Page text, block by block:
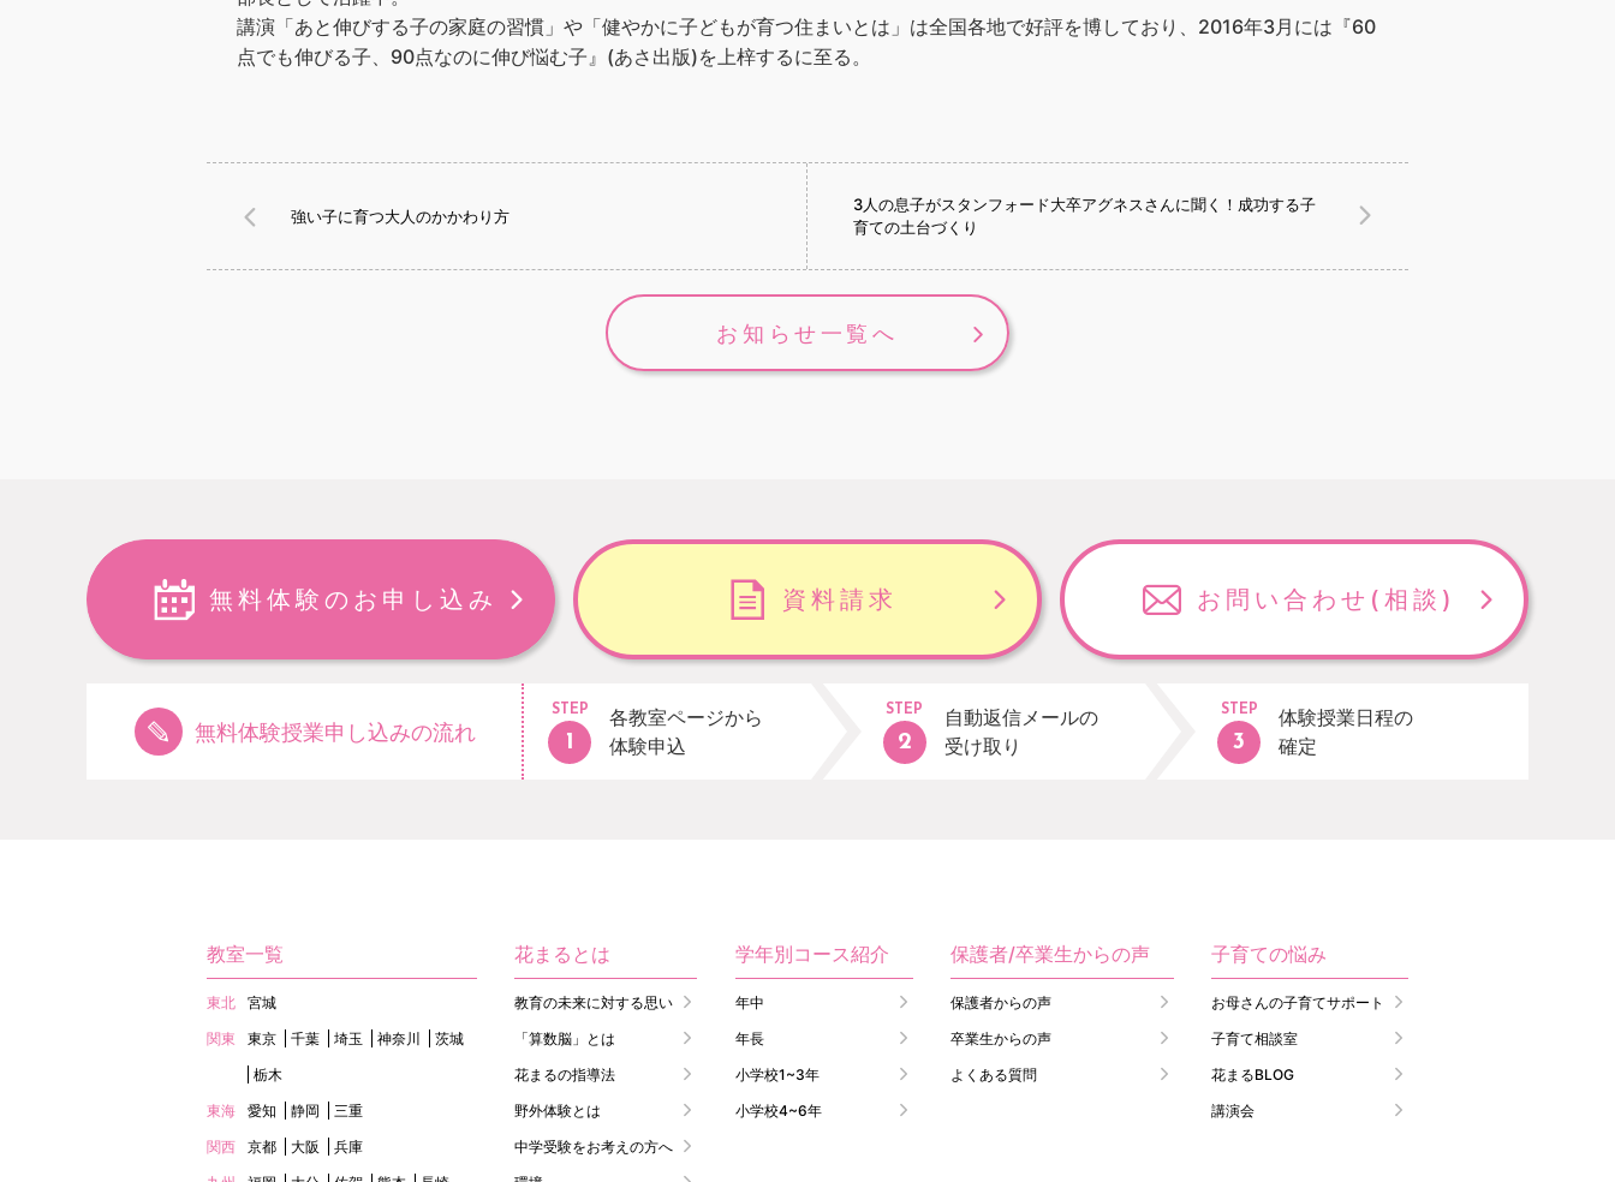
講演「あと伸びする子の家庭の習慣」や「健やかに子どもが育つ住まいとは」は全国各地で好評を博しており、2016年3月には『60
点でも伸びる子、90点なのに伸び悩む子』(あさ出版)を上梓するに至る。
強い子に育つ大人のかかわり方
3人の息子がスタンフォード大卒アグネスさんに聞く！成功する子
育ての土台づくり
お知らせ一覧へ
無料体験のお申し込み 資料請求 お問い合わせ (相談)
無料体験授業申し込みの流れ
STEP
各教室ページから
体験申込
STEP
自動返信メールの
受け取り
STEP
体験授業日程の
確定
教室一覧
東北
宮城
関東
東京 千葉 埼玉 神奈川
茨城
栃木
東海
愛知 静岡
三重
関西
京都 大阪
兵庫
花まるとは
教育の未来に対する思い
「算数脳」とは
花まるの指導法
野外体験とは
中学受験をお考えの方へ
学年別コース紹介
年中
年長
小学校1~3年
小学校4~6年
保護者/卒業生からの声
保護者からの声
卒業生からの声
よくある質問
子育ての悩み
お母さんの子育てサポート
子育て相談室
花まるBLOG
講演会